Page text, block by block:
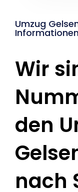
Umzug
Informationen
Wir
den
nach